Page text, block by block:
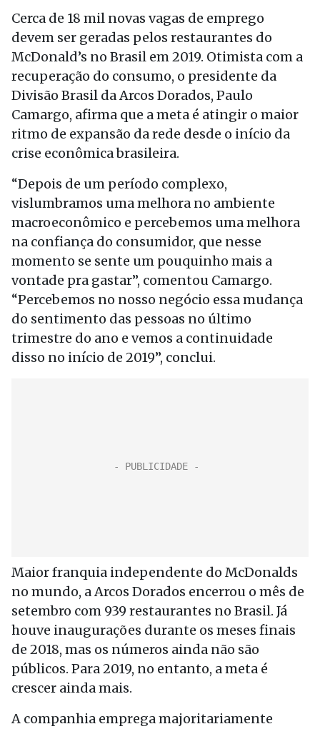
Cerca de 18 mil novas vagas de emprego
devem ser geradas pelos restaurantes do
McDonald’s no Brasil em 2019. Otimista com a
recuperação do consumo, o presidente da
Divisão Brasil da Arcos Dorados, Paulo
Camargo, afirma que a meta é atingir o maior
ritmo de expansão da rede desde o início da
crise econômica brasileira.
“Depois de um período complexo,
vislumbramos uma melhora no ambiente
macroeconômico e percebemos uma melhora
na confiança do consumidor, que nesse
momento se sente um pouquinho mais a
vontade pra gastar”, comentou Camargo.
“Percebemos no nosso negócio essa mudança
do sentimento das pessoas no último
trimestre do ano e vemos a continuidade
disso no início de 2019”, conclui.
Maior franquia independente do McDonalds
no mundo, a Arcos Dorados encerrou o mês de
setembro com 939 restaurantes no Brasil. Já
houve inaugurações durante os meses finais
de 2018, mas os números ainda não são
públicos. Para 2019, no entanto, a meta é
crescer ainda mais.
A companhia emprega majoritariamente